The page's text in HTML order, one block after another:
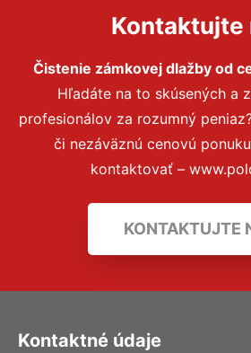
Kontaktujte
Čistenie zámkovej dlažby od
Hľadáte na to skúsených a
profesionálov za rozumný
či nezáväznú cenovú
kontaktovať –
KONTAKTUJTE
Kontaktné údaje